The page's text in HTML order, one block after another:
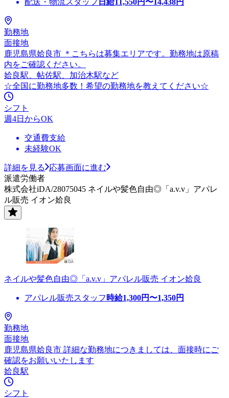
勤務地
面接地
鹿児島県姶良市 ＊こちらは募集エリアです。勤務地は原稿
内をご確認ください。
姶良駅、帖佐駅、加治木駅など
☆全国に勤務地多数！希望の勤務地を教えてください☆
シフト
週4日からOK
交通費支給
未経験OK
詳細を見る
応募画面に進む
派遣労働者
株式会社iDA/28075045 ネイルや髪色自由◎「a.v.v」アパレ
ル販売 イオン姶良
ネイルや髪色自由◎「a.v.v」アパレル販売 イオン姶良
アパレル販売スタッフ 時給1,300円〜1,350円
勤務地
面接地
鹿児島県姶良市 詳細な勤務地につきましては、面接時にご
確認をお願いいたします
姶良駅
シフト